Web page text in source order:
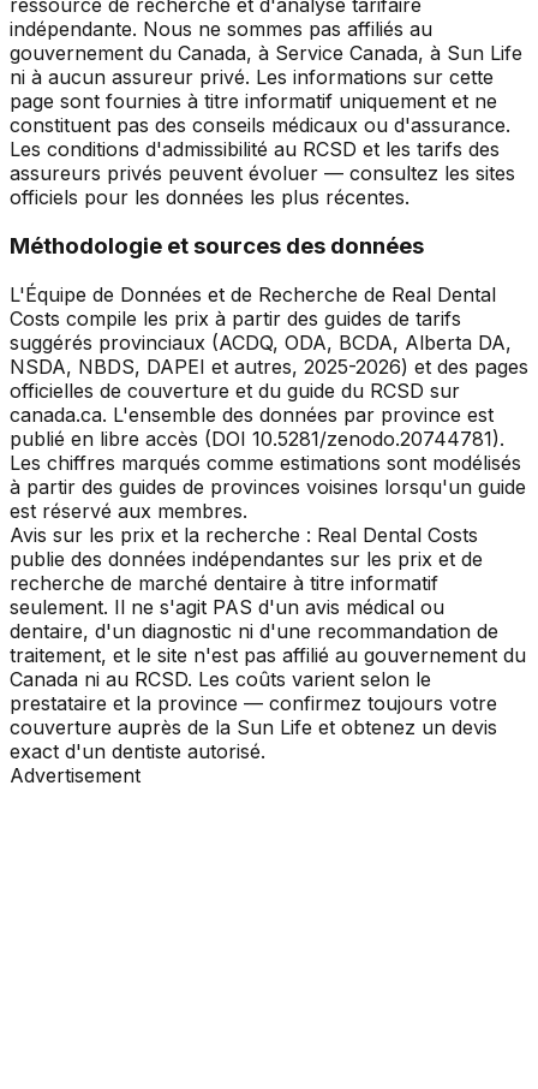
ressource de recherche et d'analyse tarifaire
indépendante. Nous ne sommes pas affiliés au
gouvernement du Canada, à Service Canada, à Sun Life
ni à aucun assureur privé. Les informations sur cette
page sont fournies à titre informatif uniquement et ne
constituent pas des conseils médicaux ou d'assurance.
Les conditions d'admissibilité au RCSD et les tarifs des
assureurs privés peuvent évoluer — consultez les sites
officiels pour les données les plus récentes.
Méthodologie et sources des données
L'Équipe de Données et de Recherche de Real Dental
Costs compile les prix à partir des guides de tarifs
suggérés provinciaux (ACDQ, ODA, BCDA, Alberta DA,
NSDA, NBDS, DAPEI et autres, 2025-2026) et des pages
officielles de couverture et du guide du RCSD sur
canada.ca. L'ensemble des données par province est
publié en libre accès (DOI 10.5281/zenodo.20744781).
Les chiffres marqués comme estimations sont modélisés
à partir des guides de provinces voisines lorsqu'un guide
est réservé aux membres.
Avis sur les prix et la recherche : Real Dental Costs
publie des données indépendantes sur les prix et de
recherche de marché dentaire à titre informatif
seulement. Il ne s'agit PAS d'un avis médical ou
dentaire, d'un diagnostic ni d'une recommandation de
traitement, et le site n'est pas affilié au gouvernement du
Canada ni au RCSD. Les coûts varient selon le
prestataire et la province — confirmez toujours votre
couverture auprès de la Sun Life et obtenez un devis
exact d'un dentiste autorisé.
Advertisement